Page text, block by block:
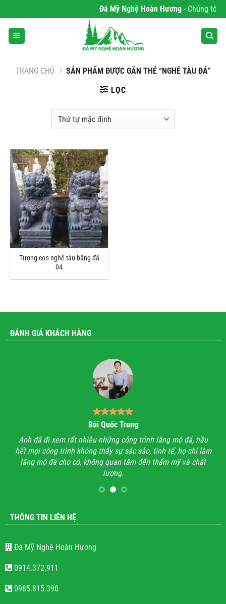
qua
nội
dung
Đá Mỹ Nghệ Hoàn Hương- Chúng tôi
TRANG CHỦ / SẢN PHẨM ĐƯỢC GẮN THẺ “NGHÊ TÀU ĐÁ”
LỌC
Tượng con nghê tàu bằng đá
04
ĐÁNH GIÁ KHÁCH HÀNG
Bùi Quốc Trung
Anh đã đi xem rất nhiều những công trình lăng mộ đá, hầu
hết mọi công trình không thấy sự sắc sảo, tinh tế, họ chỉ làm
lăng mộ đá cho có, không quan tâm đến thẩm mỹ và chất
lượng.
THÔNG TIN LIÊN HỆ
Đá Mỹ Nghệ Hoàn Hương
0914.372.911
0985.815.390